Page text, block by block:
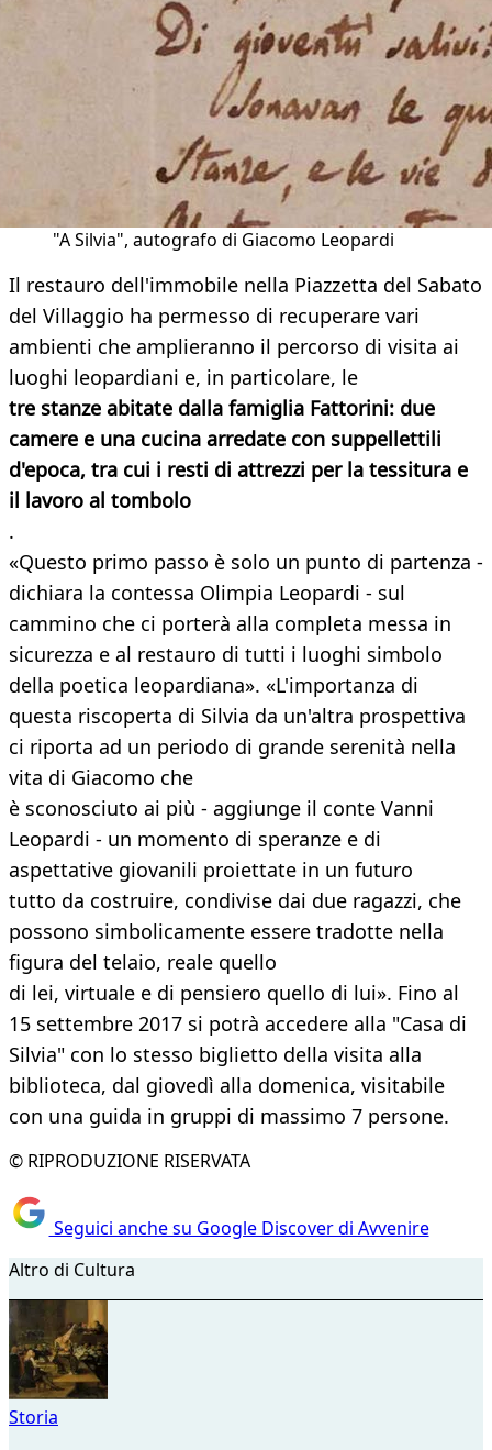
"A Silvia", autografo di Giacomo Leopardi
Il restauro dell'immobile nella Piazzetta del Sabato
del Villaggio ha permesso di recuperare vari
ambienti che amplieranno il percorso di visita ai
luoghi leopardiani e, in particolare, le
tre stanze abitate dalla famiglia Fattorini: due
camere e una cucina arredate con suppellettili
d'epoca, tra cui i resti di attrezzi per la tessitura e
il lavoro al tombolo
.
«Questo primo passo è solo un punto di partenza -
dichiara la contessa Olimpia Leopardi - sul
cammino che ci porterà alla completa messa in
sicurezza e al restauro di tutti i luoghi simbolo
della poetica leopardiana». «L'importanza di
questa riscoperta di Silvia da un'altra prospettiva
ci riporta ad un periodo di grande serenità nella
vita di Giacomo che
è sconosciuto ai più - aggiunge il conte Vanni
Leopardi - un momento di speranze e di
aspettative giovanili proiettate in un futuro
tutto da costruire, condivise dai due ragazzi, che
possono simbolicamente essere tradotte nella
figura del telaio, reale quello
di lei, virtuale e di pensiero quello di lui». Fino al
15 settembre 2017 si potrà accedere alla "Casa di
Silvia" con lo stesso biglietto della visita alla
biblioteca, dal giovedì alla domenica, visitabile
con una guida in gruppi di massimo 7 persone.
© RIPRODUZIONE RISERVATA
Seguici anche su Google Discover di Avvenire
Altro di Cultura
Storia